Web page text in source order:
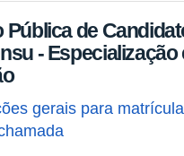
Pública de
-
gerais para